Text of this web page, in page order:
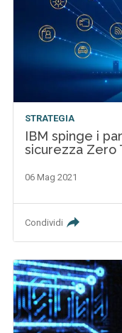
STRATEGIA
IBM spinge i
sicurezza Zero
06 Mag 2021
Condividi